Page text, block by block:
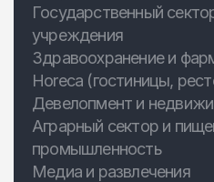
Государственный
учреждения
Здравоохранение и
Horeca (гостиницы,
Девелопмент и
Аграрный сектор и
промышленность
Медиа и развлечения